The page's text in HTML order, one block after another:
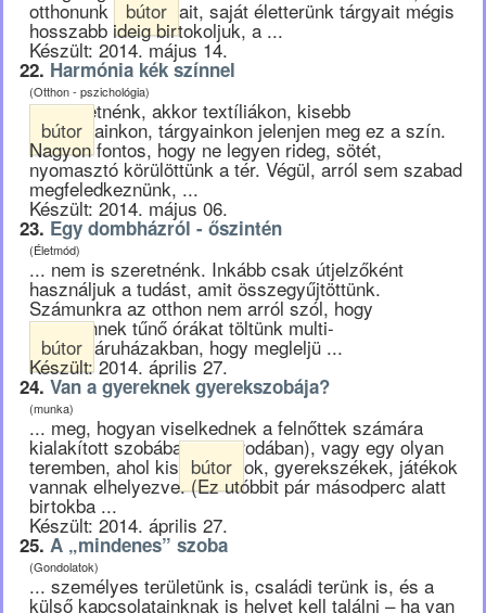
otthonunk bútor ait, saját életterünk tárgyait mégis
hosszabb ideig birtokoljuk, a ...
Készült: 2014. május 14.
22. Harmónia kék színnel
(Otthon - pszichológia)
... szeretnénk, akkor textíliákon, kisebb
bútor ainkon, tárgyainkon jelenjen meg ez a szín.
Nagyon fontos, hogy ne legyen rideg, sötét,
nyomasztó körülöttünk a tér. Végül, arról sem szabad
megfeledkeznünk, ...
Készült: 2014. május 06.
23. Egy dombházról - őszintén
(Életmód)
... nem is szeretnénk. Inkább csak útjelzőként
használjuk a tudást, amit összegyűjtöttünk.
Számunkra az otthon nem arról szól, hogy
végtelennek tűnő órákat töltünk multi-
bútor áruházakban, hogy megleljü ...
Készült: 2014. április 27.
24. Van a gyereknek gyerekszobája?
(munka)
... meg, hogyan viselkednek a felnőttek számára
kialakított szobában (pl.: irodában), vagy egy olyan
teremben, ahol kis bútor ok, gyerekszékek, játékok
vannak elhelyezve. (Ez utóbbit pár másodperc alatt
birtokba ...
Készült: 2014. április 27.
25. A „mindenes” szoba
(Gondolatok)
... személyes területünk is, családi terünk is, és a
külső kapcsolatainknak is helyet kell találni – ha van